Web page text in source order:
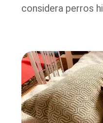
considera perros